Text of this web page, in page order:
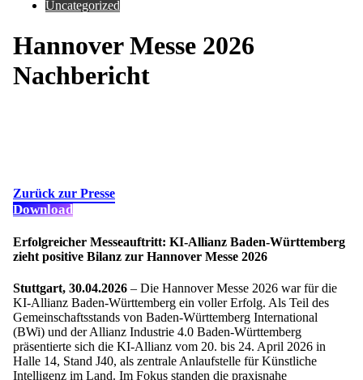
Uncategorized
Hannover Messe 2026
Nachbericht
Zurück zur Presse
Download
Erfolgreicher Messeauftritt: KI-Allianz Baden-Württemberg
zieht positive Bilanz zur Hannover Messe 2026
Stuttgart, 30.04.2026 – Die Hannover Messe 2026 war für die
KI-Allianz Baden-Württemberg ein voller Erfolg. Als Teil des
Gemeinschaftsstands von Baden-Württemberg International
(BWi) und der Allianz Industrie 4.0 Baden-Württemberg
präsentierte sich die KI-Allianz vom 20. bis 24. April 2026 in
Halle 14, Stand J40, als zentrale Anlaufstelle für Künstliche
Intelligenz im Land. Im Fokus standen die praxisnahe